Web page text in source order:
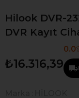
Hilook DVR-
DVR Kayıt
₺16.316,39
0.0